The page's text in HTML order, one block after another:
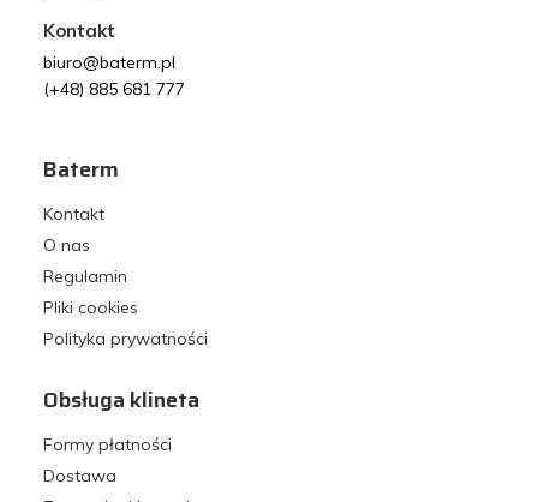
Kontakt
biuro@baterm.pl
(+48) 885 681 777
Baterm
Kontakt
O nas
Regulamin
Pliki cookies
Polityka prywatności
Obsługa klineta
Formy płatności
Dostawa